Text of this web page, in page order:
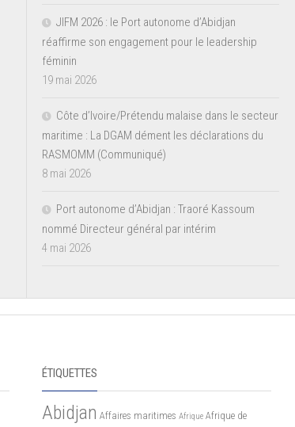
JIFM 2026 : le Port autonome d’Abidjan
réaffirme son engagement pour le leadership
féminin
19 mai 2026
Côte d’Ivoire/Prétendu malaise dans le secteur
maritime : La DGAM dément les déclarations du
RASMOMM (Communiqué)
8 mai 2026
Port autonome d’Abidjan : Traoré Kassoum
nommé Directeur général par intérim
4 mai 2026
ÉTIQUETTES
Abidjan Affaires maritimes Afrique Afrique de